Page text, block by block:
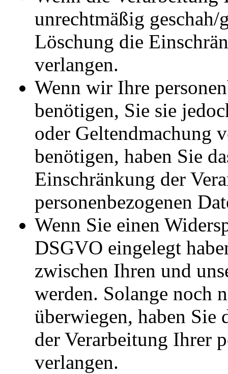
unrechtmäßig geschah/
Löschung die
verlangen.
Wenn wir Ihre
benötigen, Sie sie
oder Geltendmachung
benötigen, haben Sie
Einschränkung der
personenbezogenen
Wenn Sie einen
DSGVO eingelegt
zwischen Ihren und
werden. Solange noch
überwiegen, haben Sie
der Verarbeitung Ihrer
verlangen.